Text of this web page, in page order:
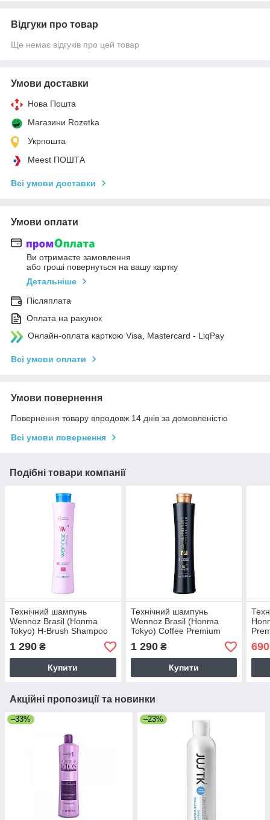
Відгуки про товар
Ще немає відгуків про цей товар
Умови доставки
Нова Пошта
Магазини Rozetka
Укрпошта
Meest ПОШТА
Всі умови доставки
Умови оплати
Ви отримаєте замовлення
або гроші повернуться на вашу картку
Детальніше
Післяплата
Оплата на рахунок
Онлайн-оплата карткою Visa, Mastercard - LiqPay
Всі умови оплати
Умови повернення
Повернення товару впродовж 14 днів за домовленістю
Всі умови повернення
Подібні товари компанії
Технічний шампунь
Wennoz Brasil (Honma
Tokyo) H-Brush Shampoo
глибокого очищення 1000
мл (заводська)
1 290 ₴
Купити
Технічний шампунь
Wennoz Brasil (Honma
Tokyo) Coffee Premium
Collagen Dilator Shampoo
1000 мл (заводська)
1 290₴
Купити
690
Акційні пропозиції та новинки
–33% –23%